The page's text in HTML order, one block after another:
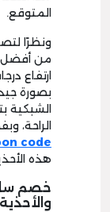
المتوقع.
ونظرًا
من أفضل
ارتفاع
بصورة
الراحة،
code
هذه
خصم